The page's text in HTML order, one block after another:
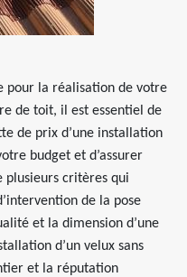
pour la réalisation de votre
de toit, il est essentiel de
de prix d’une installation
budget et d’assurer
plusieurs critères qui
de la pose
et la dimension d’une
d’un velux sans
et la réputation